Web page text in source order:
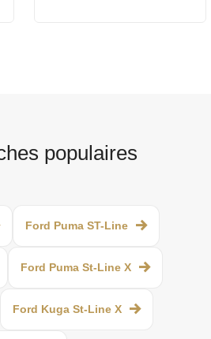
populaires
Ford Puma ST-Line
Ford Puma St-Line X
Ford Kuga St-Line X